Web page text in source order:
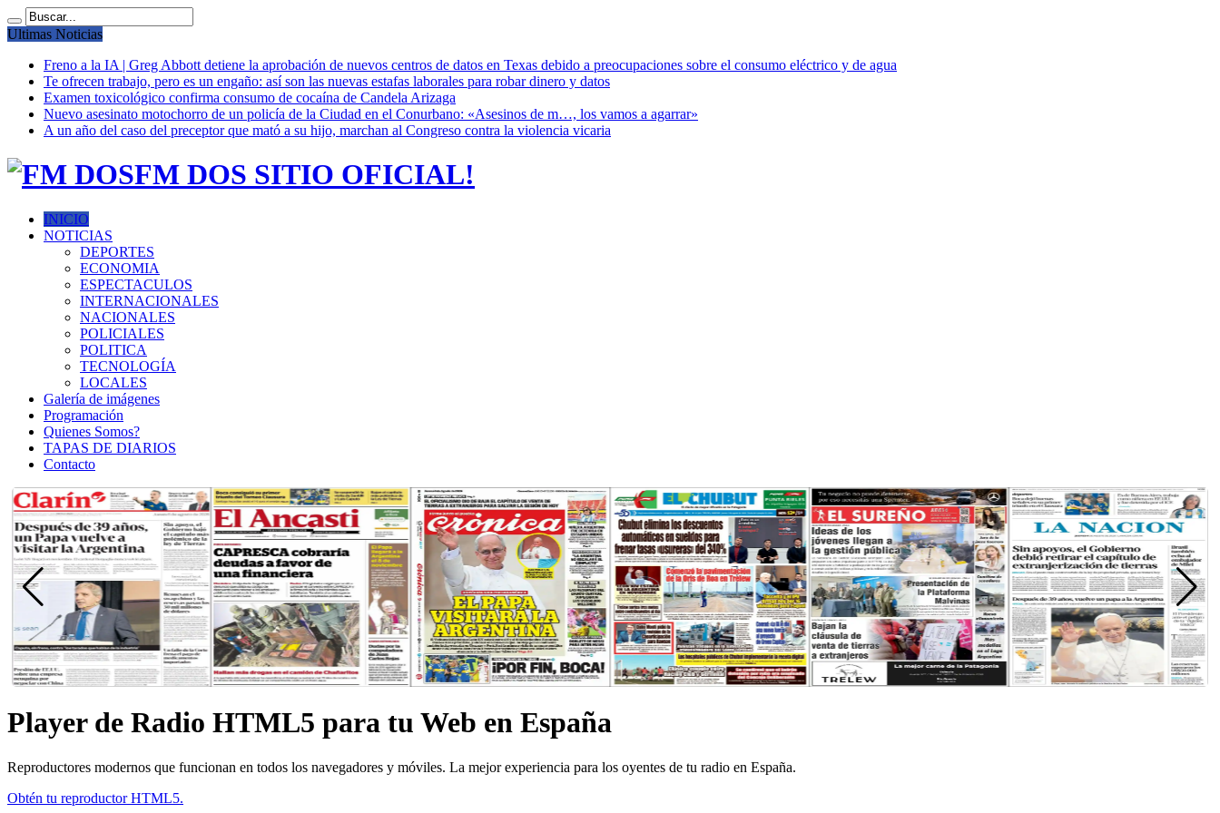
Ultimas Noticias
Freno a la IA | Greg Abbott detiene la aprobación de nuevos centros de datos en Texas debido a preocupaciones sobre el consumo eléctrico y de agua
Te ofrecen trabajo, pero es un engaño: así son las nuevas estafas laborales para robar dinero y datos
Examen toxicológico confirma consumo de cocaína de Candela Arizaga
Nuevo asesinato motochorro de un policía de la Ciudad en el Conurbano: «Asesinos de m…, los vamos a agarrar»
A un año del caso del preceptor que mató a su hijo, marchan al Congreso contra la violencia vicaria
FM DOS SITIO OFICIAL!
INICIO
NOTICIAS
DEPORTES
ECONOMIA
ESPECTACULOS
INTERNACIONALES
NACIONALES
POLICIALES
POLITICA
TECNOLOGÍA
LOCALES
Galería de imágenes
Programación
Quienes Somos?
TAPAS DE DIARIOS
Contacto
Player de Radio HTML5 para tu Web en España
Reproductores modernos que funcionan en todos los navegadores y móviles. La mejor experiencia para los oyentes de tu radio en España.
Obtén tu reproductor HTML5.